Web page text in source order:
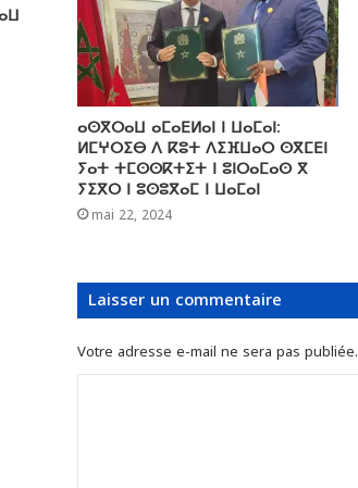
ⴰⵙⴳⵔⴰⵡ ⴰⵎⴰⴹⵍⴰⵏ ⵏ ⵡⴰⵎⴰⵏ:
ⵍⵎⵖⵔⵉⴱ ⴷ ⴽⵓⵜ ⴷⵉⴼⵡⴰⵔ ⵙⴳⵎⴹⵏ
ⵢⴰⵜ ⵜⵎⵙⵙⴽⵜⵉⵜ ⵏ ⵓⵏⵔⴰⵎⴰⵙ ⴳ
ⵢⵉⴳⵔ ⵏ ⵓⵙⵓⴳⴰⵎ ⵏ ⵡⴰⵎⴰⵏ
mai 22, 2024
Laisser un commentaire
Votre adresse e-mail ne sera pas publiée.